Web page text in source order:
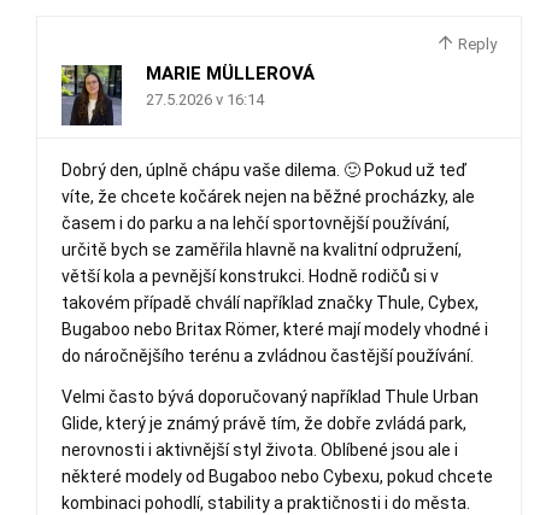
Reply
MARIE MÜLLEROVÁ
27.5.2026 v 16:14
Dobrý den, úplně chápu vaše dilema. 🙂 Pokud už teď
víte, že chcete kočárek nejen na běžné procházky, ale
časem i do parku a na lehčí sportovnější používání,
určitě bych se zaměřila hlavně na kvalitní odpružení,
větší kola a pevnější konstrukci. Hodně rodičů si v
takovém případě chválí například značky Thule, Cybex,
Bugaboo nebo Britax Römer, které mají modely vhodné i
do náročnějšího terénu a zvládnou častější používání.
Velmi často bývá doporučovaný například Thule Urban
Glide, který je známý právě tím, že dobře zvládá park,
nerovnosti i aktivnější styl života. Oblíbené jsou ale i
některé modely od Bugaboo nebo Cybexu, pokud chcete
kombinaci pohodlí, stability a praktičnosti i do města.